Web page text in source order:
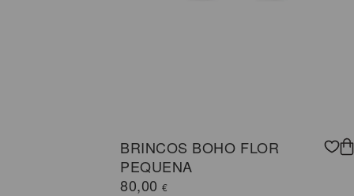
BRINCOS BOHO FLOR
PEQUENA
80,00€